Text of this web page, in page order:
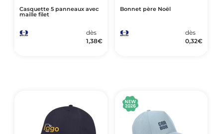
Casquette 5 panneaux avec
maille filet
dès
1,38€
Bonnet père Noël
dès
0,32€